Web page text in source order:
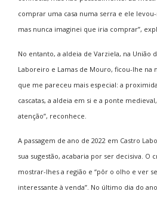
comprar uma casa numa serra e ele
mas nunca imaginei que iria comprar”,
No entanto, a aldeia de Varziela, na União
Laboreiro e Lamas de Mouro, ficou-lhe na
que me pareceu mais especial: a
cascatas, a aldeia em si e a ponte
atenção”, reconhece.
A passagem de ano de 2022 em Castro
sua sugestão, acabaria por ser decisiva. O
mostrar-lhes a região e “pôr o olho e ver
interessante à venda”. No último dia do